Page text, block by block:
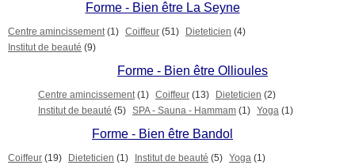
Forme - Bien être La Seyne
Centre amincissement (1) Coiffeur (51) Dieteticien (4)
Institut de beauté (9)
Forme - Bien être Ollioules
Centre amincissement (1) Coiffeur (13) Dieteticien (2)
Institut de beauté (5) SPA - Sauna - Hammam (1) Yoga (1)
Forme - Bien être Bandol
Coiffeur (19) Dieteticien (1) Institut de beauté (5) Yoga (1)